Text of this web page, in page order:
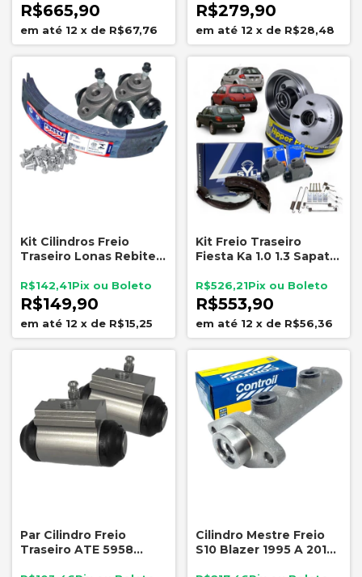
R$665,90
12 x de R$67,76
R$279,90
12 x de R$28,48
Kit Cilindros Freio
Traseiro Lonas Rebites
R$149,90
R$142,41
12 x de R$15,25
Kit Freio Traseiro
Fiesta Ka 1.0 1.3 Sapata
R$553,90
R$526,21
12 x de R$56,36
Par Cilindro Freio
Traseiro ATE 5958
Cilindro Mestre Freio
S10 Blazer 1995 A 2012